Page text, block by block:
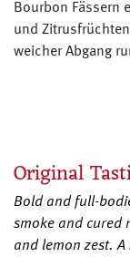
Bourbon Fässern
und
weicher Abgang
Original
Bold and full-
smoke and cured
and lemon zest.